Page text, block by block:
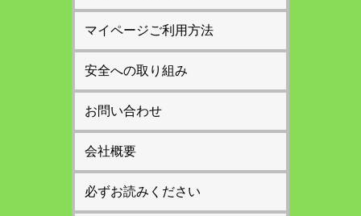
マイページご利用方法
安全への取り組み
お問い合わせ
会社概要
必ずお読みください